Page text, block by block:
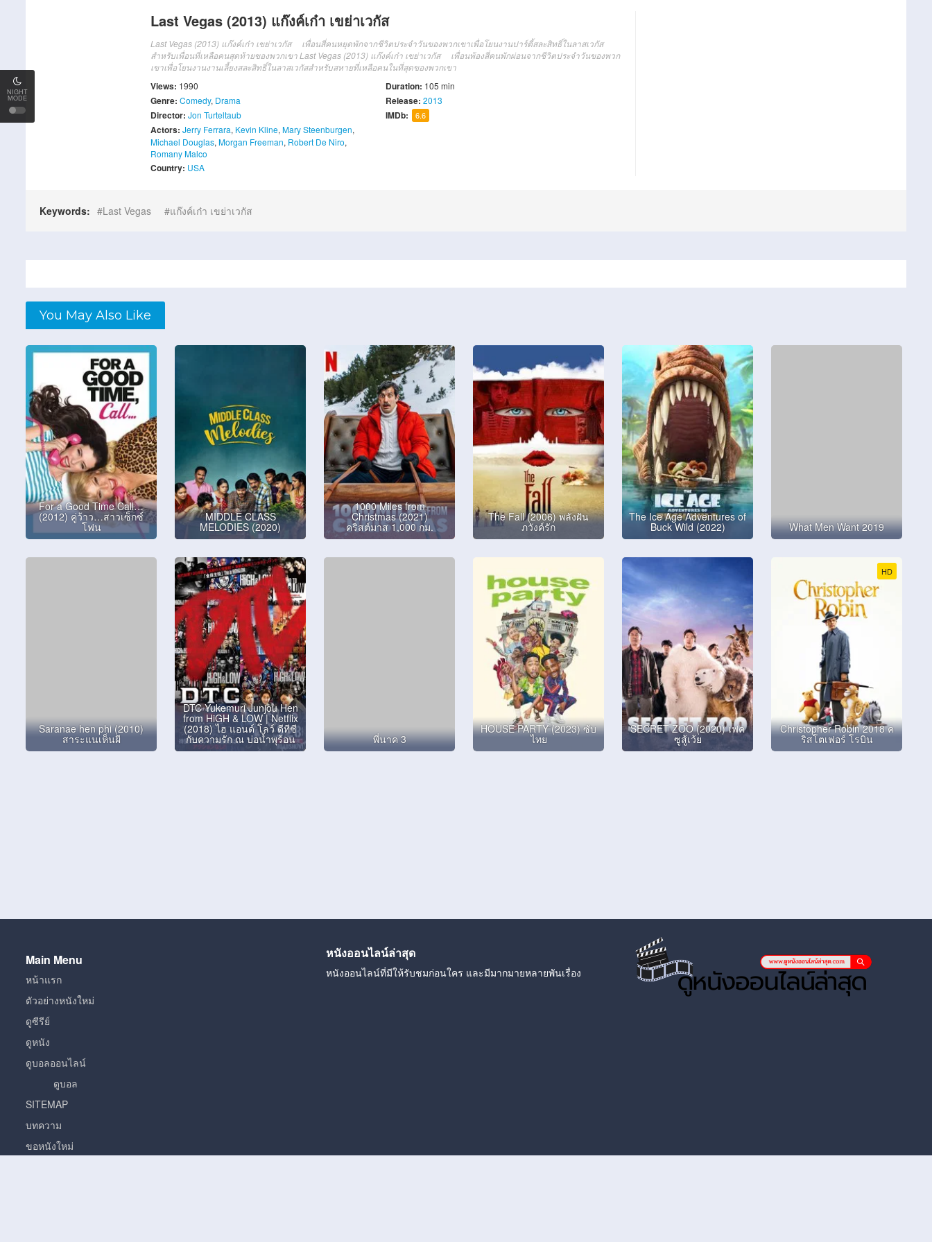
NIGHT
MODE
Last Vegas (2013) แก๊งค์เก๋า เขย่าเวกัส
Last Vegas (2013) แก๊งค์เก๋า เขย่าเวกัส เพื่อนสี่คนหยุดพักจากชีวิตประจำวันของพวกเขาเพื่อโยนงานปาร์ตี้สละสิทธิ์ในลาสเวกัส
สำหรับเพื่อนที่เหลือคนสุดท้ายของพวกเขาLast Vegas (2013) แก๊งค์เก๋า เขย่าเวกัส เพื่อนพ้องสี่คนพักผ่อนจากชีวิตประจำวันของพวก
เขาเพื่อโยนงานงานเลี้ยงสละสิทธิ์ในลาสเวกัสสำหรับสหายที่เหลือคนในที่สุดของพวกเขา
Views: 1990
Genre: Comedy, Drama
Director: Jon Turteltaub
Actors: Jerry Ferrara, Kevin Kline, Mary Steenburgen,
Michael Douglas, Morgan Freeman, Robert De Niro,
Romany Malco
Country: USA
Duration: 105 min
Release:2013
IMDb: 6.6
Keywords: Last Vegas แก๊งค์เก๋า เขย่าเวกัส
You May Also Like
For a Good Time Call…
(2012) คู่ว้าว…สาวเซ็กซ์
โฟน
MIDDLE CLASS
MELODIES (2020)
1000 Miles from
Christmas (2021)
คริสต์มาส 1,000 กม.
The Fall (2006) พลังฝัน
ภวังค์รัก
The Ice Age Adventures of
Buck Wild (2022) What Men Want 2019
Saranae hen phi (2010)
สาระแนเห็นผี
DTC Yukemuri Junjou Hen
from HiGH & LOW | Netflix
(2018) ไฮ แอนด์ โลว์ ดีทีซี
กับความรัก ณ บ่อน้ำพุร้อน พี่นาค 3
HOUSE PARTY (2023) ซับ
ไทย
SECRET ZOO (2020) เฟค
ซูสู้เว้ย
HD
Christopher Robin 2018 ค
ริสโตเฟอร์ โรบิน
Main Menu
หน้าแรก
ตัวอย่างหนังใหม่
ดูซีรีย์
ดูหนัง
ดูบอลออนไลน์
ดูบอล
SITEMAP
บทความ
ขอหนังใหม่
หนังออนไลน์ล่าสุด
หนังออนไลน์ที่มีให้รับชมก่อนใคร และมีมากมายหลายพันเรื่อง